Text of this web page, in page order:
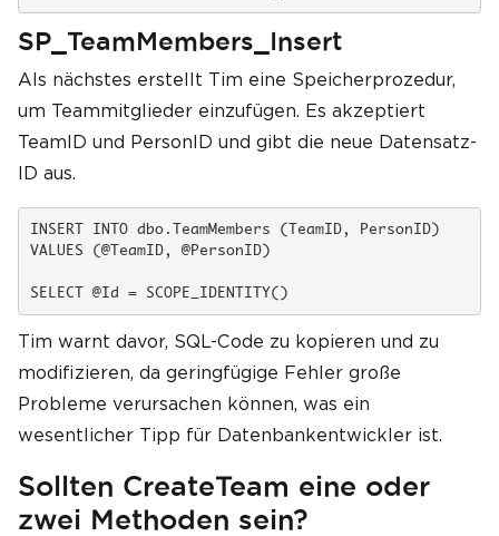
SP_TeamMembers_Insert
Als nächstes erstellt Tim eine Speicherprozedur,
um Teammitglieder einzufügen. Es akzeptiert
TeamID und PersonID und gibt die neue Datensatz-
ID aus.
INSERT INTO dbo.TeamMembers (TeamID, PersonID)
VALUES (@TeamID, @PersonID)
SELECT @Id = SCOPE_IDENTITY()
Tim warnt davor, SQL-Code zu kopieren und zu
modifizieren, da geringfügige Fehler große
Probleme verursachen können, was ein
wesentlicher Tipp für Datenbankentwickler ist.
Sollten CreateTeam eine oder
zwei Methoden sein?